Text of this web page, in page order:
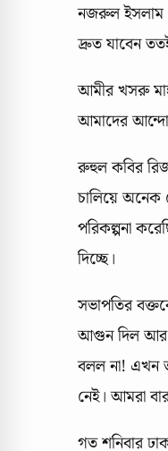
নজরুল ইসলাম
দ্রুত যাবেন
আমীর খসরু
আমাদের
রুহুল কবির
চালিয়ে অনেক
পরিকল্পনা
দিচ্ছে।
সভাপতির
আগুন দিল আর
বলল না! এখন
নেই। আমরা
গত শনিবার